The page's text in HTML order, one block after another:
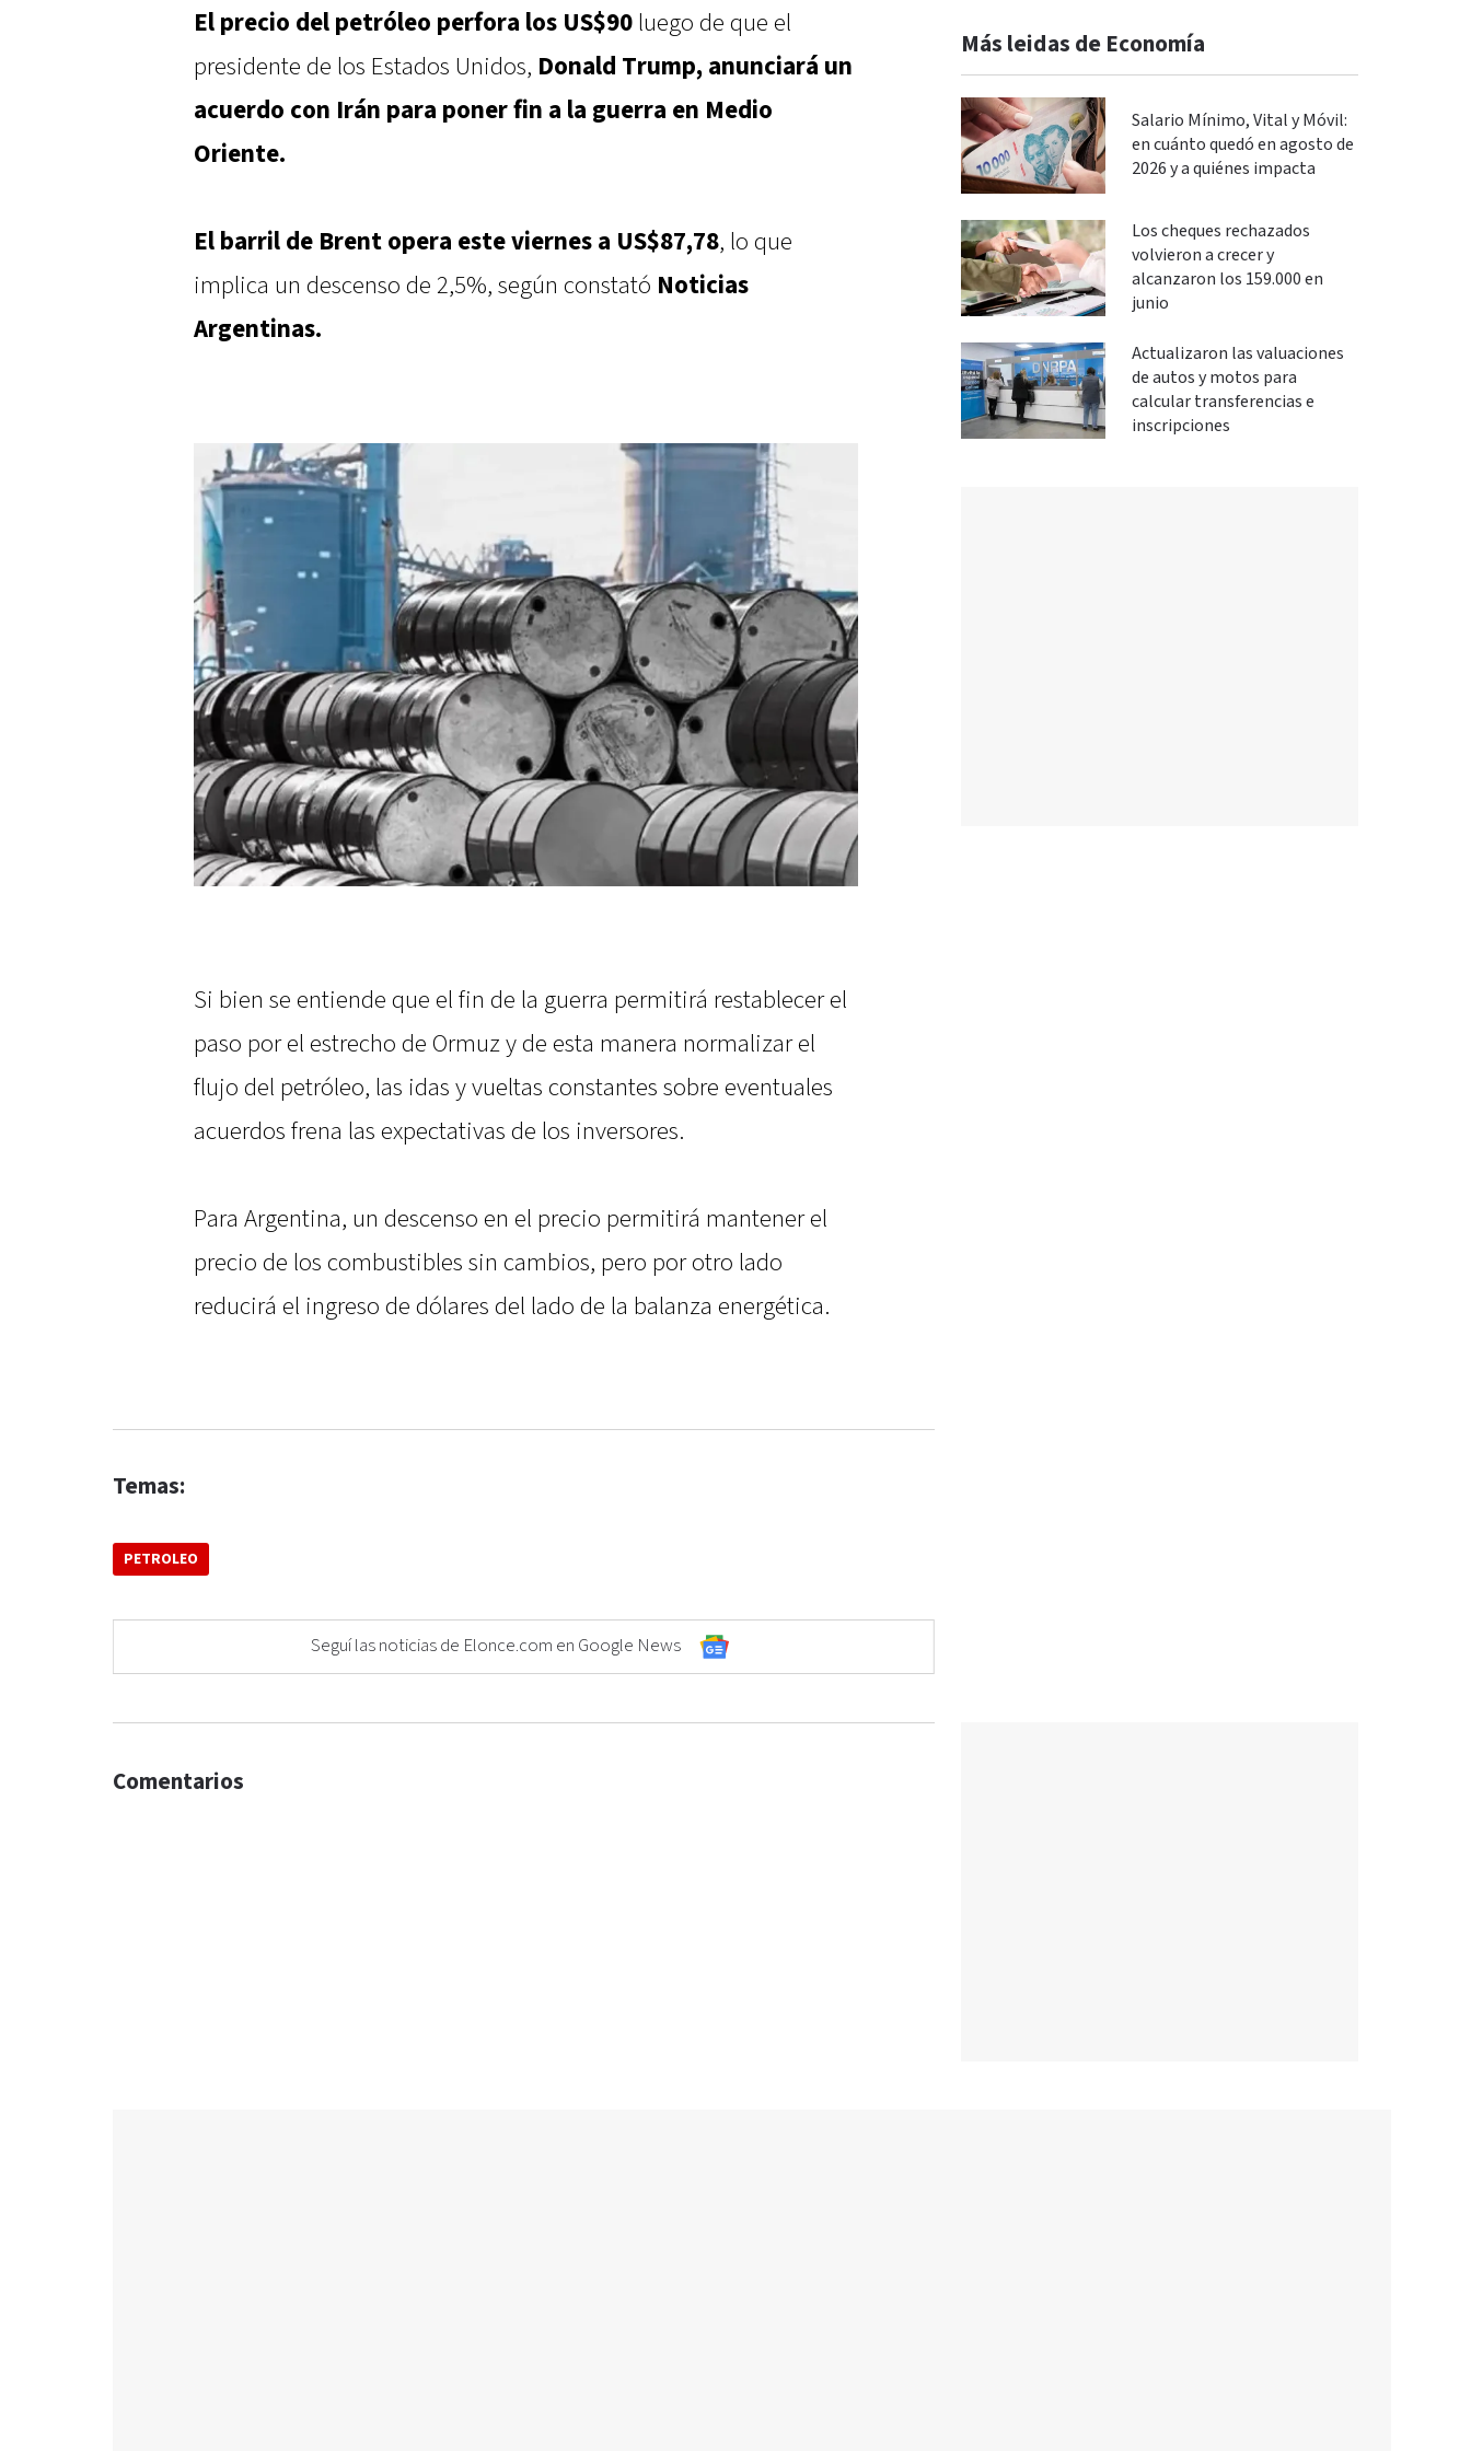
El precio del petróleo perfora los US$90 luego de que el
presidente de los Estados Unidos, Donald Trump, anunciará un
acuerdo con Irán para poner fin a la guerra en Medio
Oriente.
El barril de Brent opera este viernes a US$87,78, lo que
implica un descenso de 2,5%, según constató Noticias
Argentinas.
Si bien se entiende que el fin de la guerra permitirá restablecer el
paso por el estrecho de Ormuz y de esta manera normalizar el
flujo del petróleo, las idas y vueltas constantes sobre eventuales
acuerdos frena las expectativas de los inversores.
Para Argentina, un descenso en el precio permitirá mantener el
precio de los combustibles sin cambios, pero por otro lado
reducirá el ingreso de dólares del lado de la balanza energética.
Temas:
PETROLEO
Seguí las noticias de Elonce.com en Google News
Más leidas de Economía
Salario Mínimo, Vital y Móvil:
en cuánto quedó en agosto de
2026 y a quiénes impacta
Los cheques rechazados
volvieron a crecer y
alcanzaron los 159.000 en
junio
Actualizaron las valuaciones
de autos y motos para
calcular transferencias e
inscripciones
Comentarios